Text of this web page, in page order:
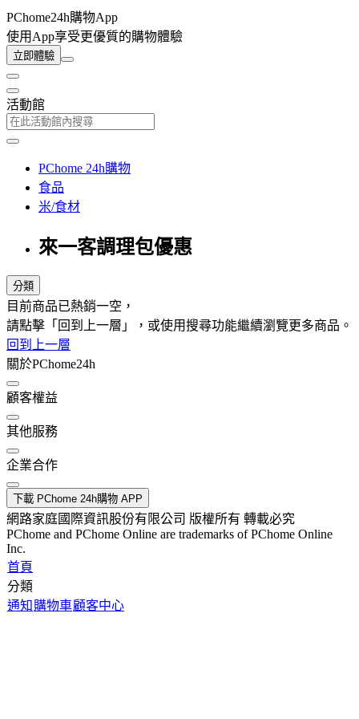
PChome24h購物App
使用App享受更優質的購物體驗
立即體驗
活動館
PChome 24h購物
食品
米/食材
來一客調理包優惠
分類
目前商品已熱銷一空，
請點擊「回到上一層」，或使用搜尋功能繼續瀏覽更多商品。
回到上一層
關於PChome24h
顧客權益
其他服務
企業合作
下載 PChome 24h購物 APP
網路家庭國際資訊股份有限公司 版權所有 轉載必究
PChome and PChome Online are trademarks of PChome Online
Inc.
首頁
分類
通知 購物車顧客中心